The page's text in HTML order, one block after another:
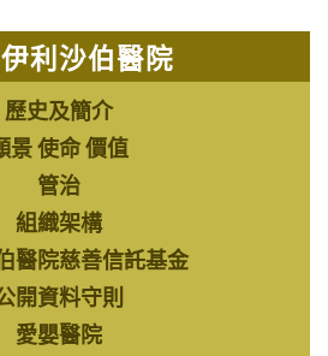
話
顧者支援平台︰早啲知道就
顧者分享)
從杯到燈─手作質感燈具
操
利沙伯醫院
歷史及簡介
景 使命 價值
管治
組織架構
醫院慈善信託基金
開資料守則
愛嬰醫院